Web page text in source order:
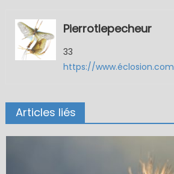
Pierrotlepecheur
33
https://www.éclosion.com
Articles liés